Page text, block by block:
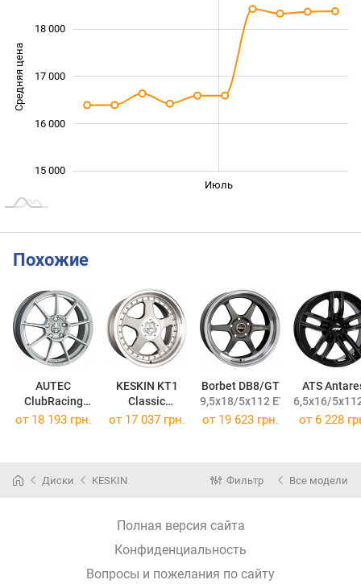
Средняя цена 15 000
15 000
16 000
17 000
18 000
Июль
Похожие
AUTEC
ClubRacing
10x18/5x112 ET15 DIA70,1
KESKIN KT1
Classic
8,5x18/5x112 ET15 DIA76
Borbet DB8/GT
9,5x18/5x112 ET20 DIA72,6
ATS
6,5x16/
от 18 193 грн. от 17 037 грн. от 19 623 грн. от 6 228
Диски KESKIN Фильтр Все модели
Полная версия сайта
Конфиденциальность
Вопросы и пожелания по сайту